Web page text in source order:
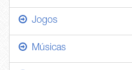
Jogos
Músicas